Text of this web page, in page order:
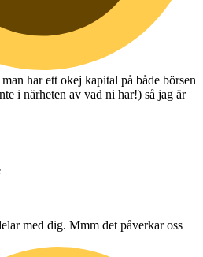
har ett okej kapital på både börsen
i närheten av vad ni har!) så jag är
med dig. Mmm det påverkar oss